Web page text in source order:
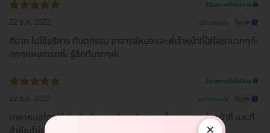
รีวิวสถานที่ให้บริการ 🏥
22 ธ.ค. 2022 ดูรีวิวต้นฉบับ
ดีมาก ไปใช้บริการ ทันตกรรม อาจารย์หมอและพี่เจ้าหน้าที่ใส่ใจเรามากๆค่ะ
ทุกๆแผนกเรยค่ะ รู้สึกดีมากๆค่ะ
รีวิวสถานที่ให้บริการ 🏥
22 ธ.ค. 2022 ดูรีวิวต้นฉบับ
มาหาหมอโดยใช้ประกันสังคม บริการดีมากๆ ทั้งหมอและเจ้าหน้าที่ และที่